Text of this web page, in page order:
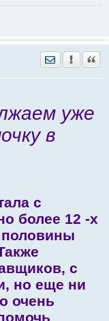
Отправить
уже
в
с
более 12 -х
половины
с
но еще ни
очень